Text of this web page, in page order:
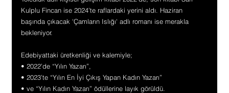
Kulplu Fincan ise 2024’te raflardaki yerini aldı. Haziran
başında çıkacak 'Çamların Islığı' adlı romanı ise merakla
bekleniyor.
Edebiyattaki üretkenliği ve kalemiyle;
• 2022’de “Yılın Yazarı”,
• 2023’te “Yılın En İyi Çıkış Yapan Kadın Yazarı”
• ve “Yılın Kadın Yazarı” ödüllerine layık görüldü.